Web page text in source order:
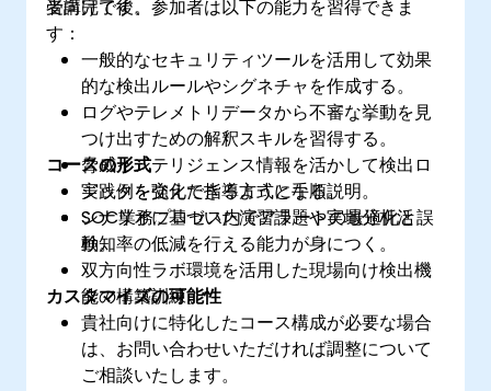
者向けです。
受講完了後、参加者は以下の能力を習得できま
す：
一般的なセキュリティツールを活用して効果
的な検出ルールやシグネチャを作成する。
ログやテレメトリデータから不審な挙動を見
つけ出すための解釈スキルを習得する。
脅威インテリジェンス情報を活かして検出ロ
ジックを強化できるようになる。
SOC業務プロセス内でアラートの最適化と誤
検知率の低減を行える能力が身につく。
コースの形式
実践例を交えた指導方式と手順説明。
シナリオに基づいた演習課題や実地分析活
動。
双方向性ラボ環境を活用した現場向け検出機
能の構築訓練。
カスタマイズの可能性
貴社向けに特化したコース構成が必要な場合
は、お問い合わせいただければ調整について
ご相談いたします。